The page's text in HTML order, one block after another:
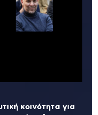
κοινότητα για